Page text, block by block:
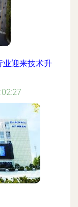
业迎来技术升